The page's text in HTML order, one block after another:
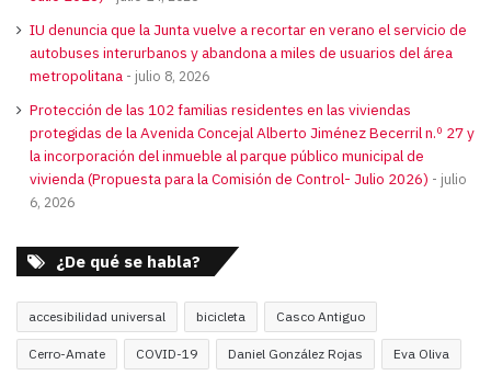
IU denuncia que la Junta vuelve a recortar en verano el servicio de
autobuses interurbanos y abandona a miles de usuarios del área
metropolitana
julio 8, 2026
Protección de las 102 familias residentes en las viviendas
protegidas de la Avenida Concejal Alberto Jiménez Becerril n.º 27 y
la incorporación del inmueble al parque público municipal de
vivienda (Propuesta para la Comisión de Control- Julio 2026)
julio
6, 2026
¿De qué se habla?
accesibilidad universal bicicleta Casco Antiguo
Cerro-Amate COVID-19 Daniel González Rojas Eva Oliva